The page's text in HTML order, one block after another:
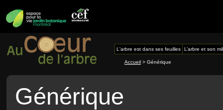
L'arbre est dans ses feuilles L’arbre et son
Accueil > Générique
Générique